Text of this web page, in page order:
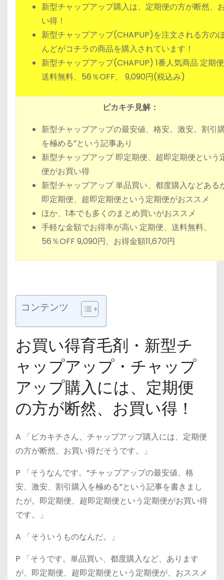
新型チャップアップ購入は、定期便の方が断然、
い得！
新型チャップアップ(CHAPUP)を注文される方の
んどがコチラの商品を購入されています！
新型チャップアップ(CHAPUP) 1番人気商品 定
送料無料、56％OFF、 9,090円(税込み)
ピカキチ見解：
新型チャップアップの最安値、格安、激安、割引
を極める”という記事あり
新型チャップアップ 即定期便、超即定期便という
便がお買い得
新型チャップアップ 単品買い、都度購入などある
即定期便、超即定期便という定期便がおススメ
ほか、1本でも多くのまとめ買いがおススメ
手軽な金額でお得率が高い 定期便、送料無料、
56％OFF 9,090円、お得金額11,670円
コンテンツ
お買い得育毛剤・新型チ
ャップアップ・チャップ
アップ購入には、定期便
の方が断然、お買い得！
A 「ピカキチさん、チャップアップ購入には、定期便
の方が断然、お買い得だそうです。」
P 「そうなんです。“チャップアップの最安値、格
安、激安、割引購入を極める”という記事を書きまし
たが。即定期便、超即定期便という定期便がお買い得
です。」
A 「そういうものなんだ。」
P 「そうです。単品買い、都度購入など、あります
が、即定期便、超即定期便という定期便が、おススメ